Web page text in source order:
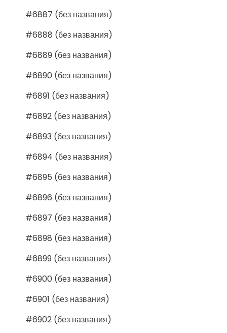
#6887 (без названия)
#6888 (без названия)
#6889 (без названия)
#6890 (без названия)
#6891 (без названия)
#6892 (без названия)
#6893 (без названия)
#6894 (без названия)
#6895 (без названия)
#6896 (без названия)
#6897 (без названия)
#6898 (без названия)
#6899 (без названия)
#6900 (без названия)
#6901 (без названия)
#6902 (без названия)